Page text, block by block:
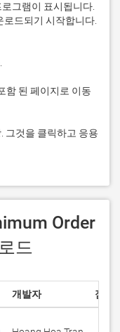
그램이 표시됩니다.
드되기 시작합니다.
드
개발자 점수